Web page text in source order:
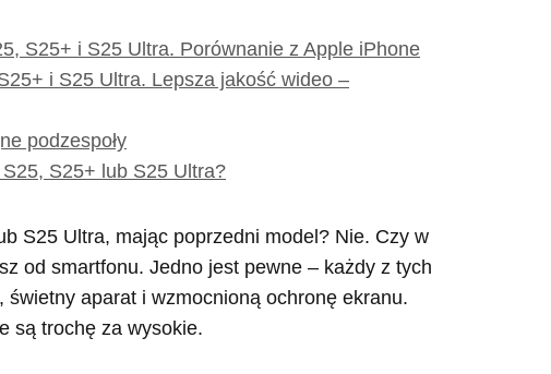
S25+ i S25 Ultra. Porównanie z Apple iPhone
i S25 Ultra. Lepsza jakość wideo –
podzespoły
S25+ lub S25 Ultra?
S25 Ultra, mając poprzedni model? Nie. Czy w
od smartfonu. Jedno jest pewne – każdy z tych
aparat i wzmocnioną ochronę ekranu.
są trochę za wysokie.